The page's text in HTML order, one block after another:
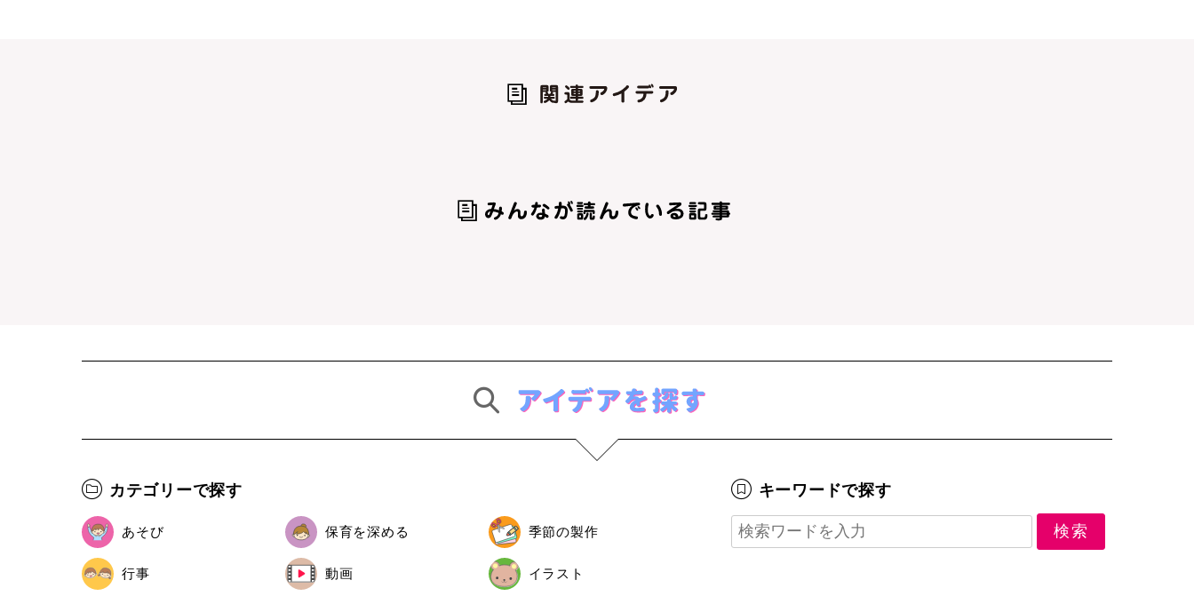
カテゴリーで探す
あそび 保育を深める 季節の製作
行事 動画 イラスト
キーワードで探す